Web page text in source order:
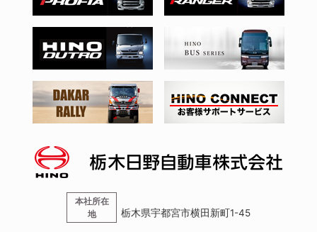
本社所在
地
栃木県宇都宮市横田新町1-45